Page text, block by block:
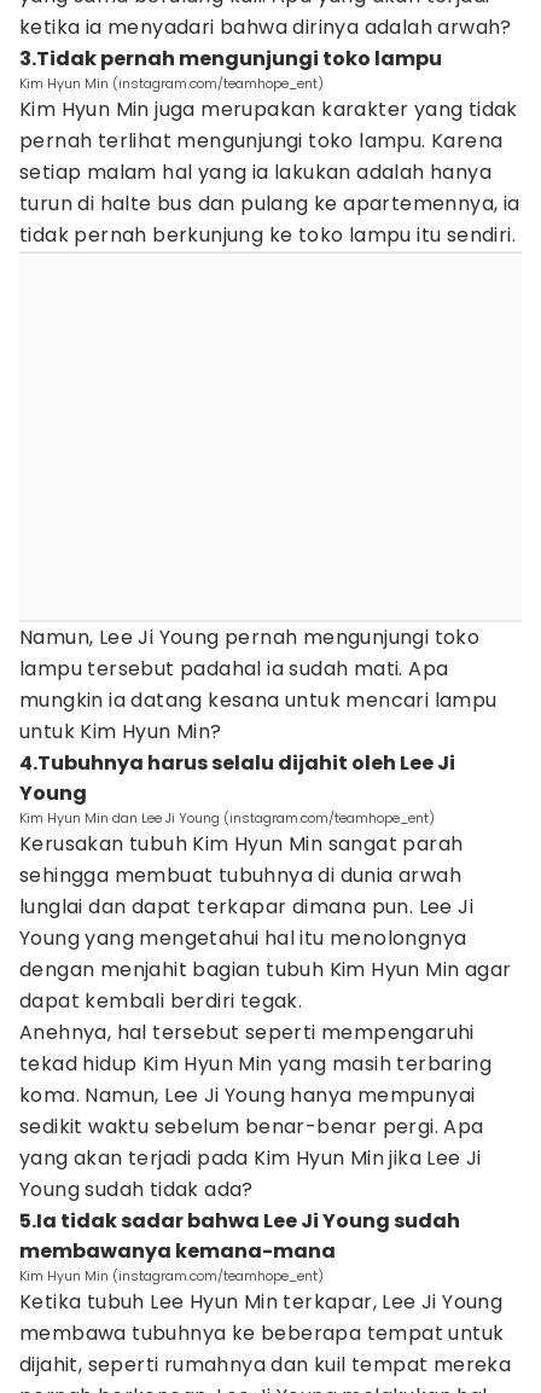
ketika ia menyadari bahwa dirinya adalah arwah?
3.Tidak pernah mengunjungi toko lampu
Kim Hyun Min (instagram.com/teamhope_ent)
Kim Hyun Min juga merupakan karakter yang tidak
pernah terlihat mengunjungi toko lampu. Karena
setiap malam hal yang ia lakukan adalah hanya
turun di halte bus dan pulang ke apartemennya, ia
tidak pernah berkunjung ke toko lampu itu sendiri.
Namun, Lee Ji Young pernah mengunjungi toko
lampu tersebut padahal ia sudah mati. Apa
mungkin ia datang kesana untuk mencari lampu
untuk Kim Hyun Min?
4.Tubuhnya harus selalu dijahit oleh Lee Ji
Young
Kim Hyun Min dan Lee Ji Young (instagram.com/teamhope_ent)
Kerusakan tubuh Kim Hyun Min sangat parah
sehingga membuat tubuhnya di dunia arwah
lunglai dan dapat terkapar dimana pun. Lee Ji
Young yang mengetahui hal itu menolongnya
dengan menjahit bagian tubuh Kim Hyun Min agar
dapat kembali berdiri tegak.
Anehnya, hal tersebut seperti mempengaruhi
tekad hidup Kim Hyun Min yang masih terbaring
koma. Namun, Lee Ji Young hanya mempunyai
sedikit waktu sebelum benar-benar pergi. Apa
yang akan terjadi pada Kim Hyun Min jika Lee Ji
Young sudah tidak ada?
5.Ia tidak sadar bahwa Lee Ji Young sudah
membawanya kemana-mana
Kim Hyun Min (instagram.com/teamhope_ent)
Ketika tubuh Lee Hyun Min terkapar, Lee Ji Young
membawa tubuhnya ke beberapa tempat untuk
dijahit, seperti rumahnya dan kuil tempat mereka